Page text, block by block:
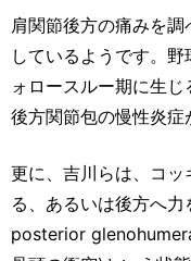
肩関節後方の痛みを
しているようです。
ォロースルー期に生
後方関節包の慢性炎
更に、吉川らは、コ
る、あるいは後方へ
posterior